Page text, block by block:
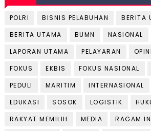
POLRI BISNIS PELABUHAN
BERITA
BERITA UTAMA
BUMN NASIONAL
LAPORAN UTAMA
PELAYARAN OPINI
FOKUS
EKBIS FOKUS NASIONAL
PEDULI
MARITIM INTERNASIONAL
EDUKASI
SOSOK LOGISTIK
RAKYAT MEMILIH
MEDIA
RAGAM